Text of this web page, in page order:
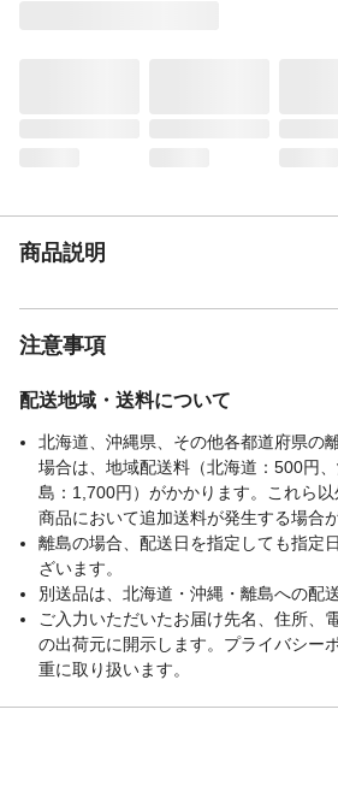
商品説明
注意事項
配送地域・送料について
北海道、沖縄県、その他各都道府県の
場合は、地域配送料（北海道：500円
島：1,700円）がかかります。これら
商品において追加送料が発生する場合
離島の場合、配送日を指定しても指定
ざいます。
別送品は、北海道・沖縄・離島への配
ご入力いただいたお届け先名、住所、
の出荷元に開示します。プライバシー
重に取り扱います。